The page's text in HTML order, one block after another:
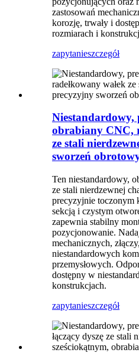
zastosowań
korozję, trwały i
rozmiarach i
zapytanieszczegół
Niestandardowy,
obrabiany CNC,
ze stali
sworzeń
Ten niestandardowy,
ze stali nierdzewnej
precyzyjnie toczonym
sekcją i czystym
zapewnia stabilny
pozycjonowanie.
mechanicznych,
niestandardowych
przemysłowych.
dostępny w
konstrukcjach.
zapytanieszczegół